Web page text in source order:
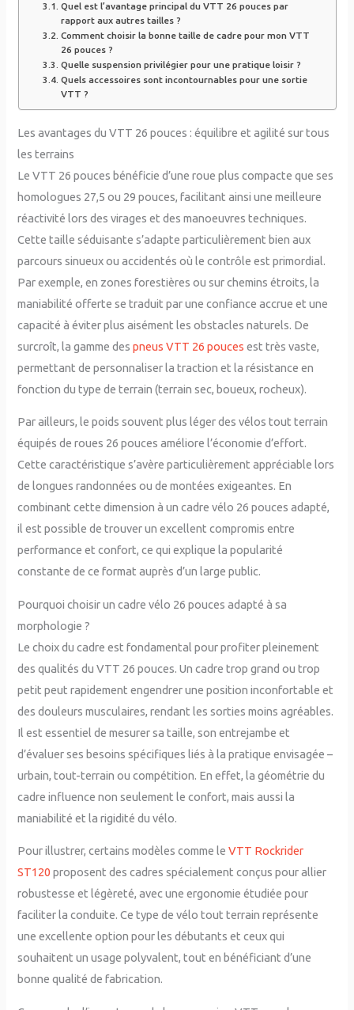
Quel est l’avantage principal du VTT 26 pouces par
rapport aux autres tailles ?
Comment choisir la bonne taille de cadre pour mon VTT
26 pouces ?
Quelle suspension privilégier pour une pratique loisir ?
Quels accessoires sont incontournables pour une sortie
VTT ?
Les avantages du VTT 26 pouces : équilibre et agilité sur tous
les terrains
Le VTT 26 pouces bénéficie d’une roue plus compacte que ses
homologues 27,5 ou 29 pouces, facilitant ainsi une meilleure
réactivité lors des virages et des manoeuvres techniques.
Cette taille séduisante s’adapte particulièrement bien aux
parcours sinueux ou accidentés où le contrôle est primordial.
Par exemple, en zones forestières ou sur chemins étroits, la
maniabilité offerte se traduit par une confiance accrue et une
capacité à éviter plus aisément les obstacles naturels. De
surcroît, la gamme despneus VTT 26 pouces est très vaste,
permettant de personnaliser la traction et la résistance en
fonction du type de terrain (terrain sec, boueux, rocheux).
Par ailleurs, le poids souvent plus léger des vélos tout terrain
équipés de roues 26 pouces améliore l’économie d’effort.
Cette caractéristique s’avère particulièrement appréciable lors
de longues randonnées ou de montées exigeantes. En
combinant cette dimension à un cadre vélo 26 pouces adapté,
il est possible de trouver un excellent compromis entre
performance et confort, ce qui explique la popularité
constante de ce format auprès d’un large public.
Pourquoi choisir un cadre vélo 26 pouces adapté à sa
morphologie ?
Le choix du cadre est fondamental pour profiter pleinement
des qualités du VTT 26 pouces. Un cadre trop grand ou trop
petit peut rapidement engendrer une position inconfortable et
des douleurs musculaires, rendant les sorties moins agréables.
Il est essentiel de mesurer sa taille, son entrejambe et
d’évaluer ses besoins spécifiques liés à la pratique envisagée –
urbain, tout-terrain ou compétition. En effet, la géométrie du
cadre influence non seulement le confort, mais aussi la
maniabilité et la rigidité du vélo.
Pour illustrer, certains modèles comme leVTT Rockrider
ST120 proposent des cadres spécialement conçus pour allier
robustesse et légèreté, avec une ergonomie étudiée pour
faciliter la conduite. Ce type de vélo tout terrain représente
une excellente option pour les débutants et ceux qui
souhaitent un usage polyvalent, tout en bénéficiant d’une
bonne qualité de fabrication.